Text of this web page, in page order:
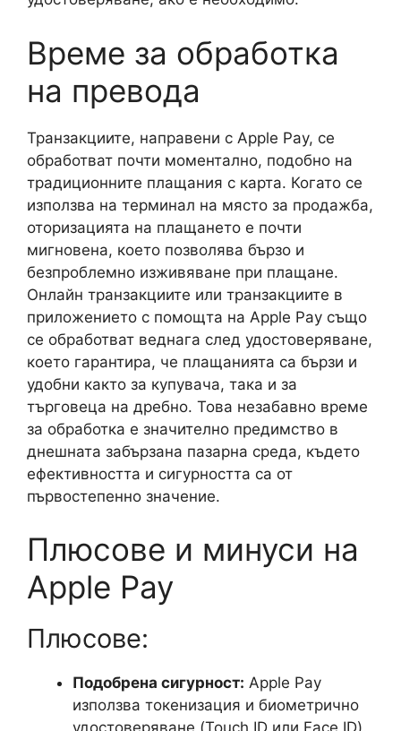
Време за обработка
на превода
Транзакциите, направени с Apple Pay, се
обработват почти моментално, подобно на
традиционните плащания с карта. Когато се
използва на терминал на място за продажба,
оторизацията на плащането е почти
мигновена, което позволява бързо и
безпроблемно изживяване при плащане.
Онлайн транзакциите или транзакциите в
приложението с помощта на Apple Pay също
се обработват веднага след удостоверяване,
което гарантира, че плащанията са бързи и
удобни както за купувача, така и за
търговеца на дребно. Това незабавно време
за обработка е значително предимство в
днешната забързана пазарна среда, където
ефективността и сигурността са от
първостепенно значение.
Плюсове и минуси на
Apple Pay
Плюсове:
Подобрена сигурност: Apple Pay
използва токенизация и биометрично